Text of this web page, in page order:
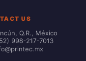
US
Q.R., México
998-217-7013